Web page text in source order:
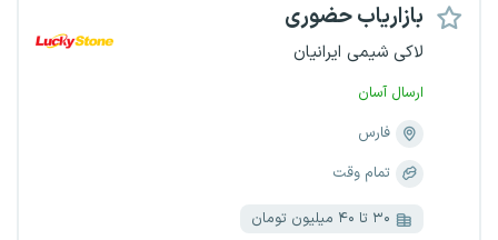
بازاریاب حضوری
لاکی شیمی ایرانیان
ارسال آسان
فارس
تمام وقت
۳۰ تا ۴۰ میلیون تومان